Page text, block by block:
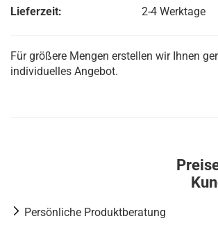
Lieferzeit:
2-4 Werktage
Für größere Mengen erstellen wir Ihnen
individuelles Angebot.
Persönliche Produktberatung